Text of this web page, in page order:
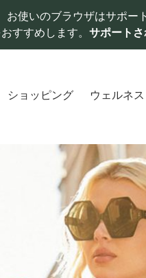
お使いのブラウザはサポー
すすめします。 サポート
ショッピング ウェルネス